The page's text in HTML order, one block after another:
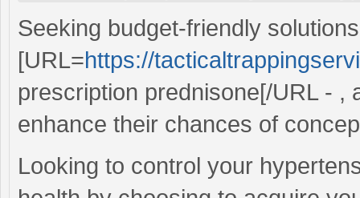
Seeking budget-friendly
[URL=https://
prescription prednisone[/URL - ,
enhance their chances of
Looking to control your